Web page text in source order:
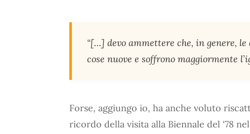
“[…] devo ammettere che, in genere,
cose nuove e soffrono maggiormente
Forse, aggiungo io, ha anche voluto
ricordo della visita alla Biennale del ‘78